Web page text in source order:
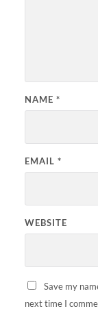
NAME *
EMAIL *
WEBSITE
Save my
next time I